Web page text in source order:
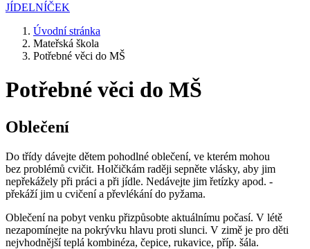
JÍDELNÍČEK
Úvodní stránka
Mateřská škola
Potřebné věci do MŠ
Potřebné věci do MŠ
Oblečení
Do třídy dávejte dětem pohodlné oblečení, ve kterém mohou
bez problémů cvičit. Holčičkám raději sepněte vlásky, aby jim
nepřekážely při práci a při jídle. Nedávejte jim řetízky apod. -
překáží jim u cvičení a převlékání do pyžama.
Oblečení na pobyt venku přizpůsobte aktuálnímu počasí. V létě
nezapomínejte na pokrývku hlavu proti slunci. V zimě je pro děti
nejvhodnější teplá kombinéza, čepice, rukavice, příp. šála.